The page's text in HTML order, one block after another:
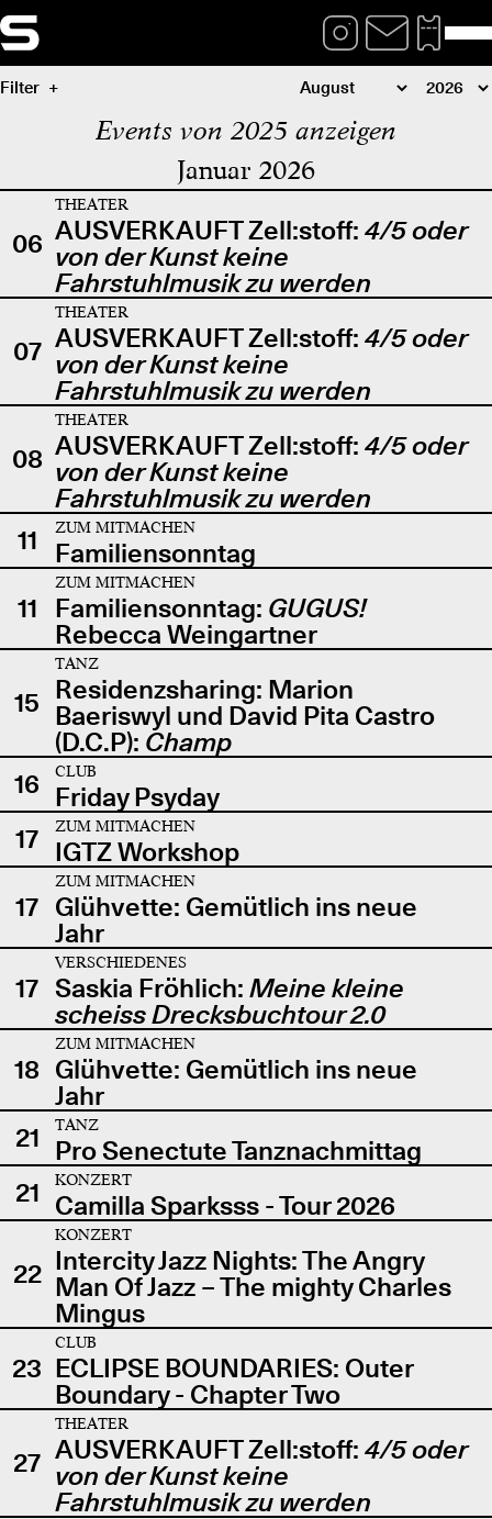
Filter
Events von 2025 anzeigen
Januar 2026
06
THEATER
AUSVERKAUFT Zell:stoff: 4/5 oder
von der Kunst keine
Fahrstuhlmusik zu werden
07
THEATER
AUSVERKAUFT Zell:stoff: 4/5 oder
von der Kunst keine
Fahrstuhlmusik zu werden
08
THEATER
AUSVERKAUFT Zell:stoff: 4/5 oder
von der Kunst keine
Fahrstuhlmusik zu werden
11
ZUM MITMACHEN
Familiensonntag
11
ZUM MITMACHEN
Familiensonntag: GUGUS!
Rebecca Weingartner
15
TANZ
Residenzsharing: Marion
Baeriswyl und David Pita Castro
(D.C.P): Champ
16
CLUB
Friday Psyday
17
ZUM MITMACHEN
IGTZ Workshop
17
ZUM MITMACHEN
Glühvette: Gemütlich ins neue
Jahr
17
VERSCHIEDENES
Saskia Fröhlich: Meine kleine
scheiss Drecksbuchtour 2.0
18
ZUM MITMACHEN
Glühvette: Gemütlich ins neue
Jahr
21
TANZ
Pro Senectute Tanznachmittag
21
KONZERT
Camilla Sparksss - Tour 2026
22
KONZERT
Intercity Jazz Nights: The Angry
Man Of Jazz – The mighty Charles
Mingus
23
CLUB
ECLIPSE BOUNDARIES: Outer
Boundary - Chapter Two
27
THEATER
AUSVERKAUFT Zell:stoff: 4/5 oder
von der Kunst keine
Fahrstuhlmusik zu werden